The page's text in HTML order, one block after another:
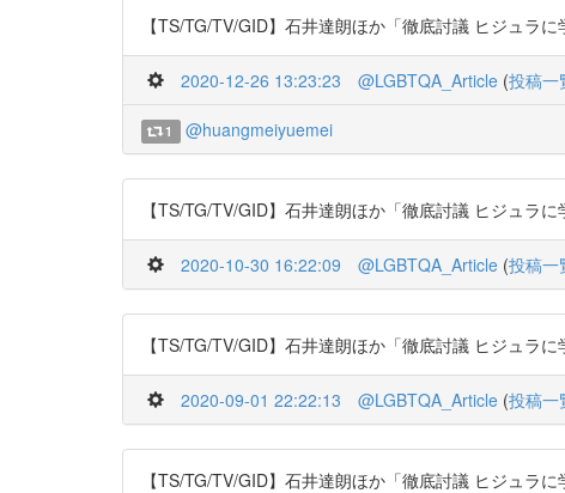
【TS/TG/TV/GID】石井達朗ほか「徹底討議 ヒジュラ
2020-12-26 13:23:23 @LGBTQA_Article (投稿一
1 @huangmeiyuemei
【TS/TG/TV/GID】石井達朗ほか「徹底討議 ヒジュラ
2020-10-30 16:22:09 @LGBTQA_Article (投稿一
【TS/TG/TV/GID】石井達朗ほか「徹底討議 ヒジュラ
2020-09-01 22:22:13 @LGBTQA_Article (投稿一
【TS/TG/TV/GID】石井達朗ほか「徹底討議 ヒジュラ